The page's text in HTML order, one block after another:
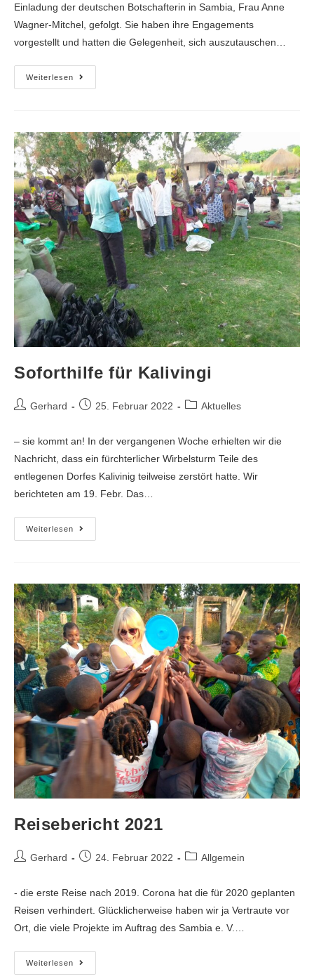
Einladung der deutschen Botschafterin in Sambia, Frau Anne
Wagner-Mitchel, gefolgt. Sie haben ihre Engagements
vorgestellt und hatten die Gelegenheit, sich auszutauschen…
Weiterlesen
Soforthilfe für Kalivingi
Gerhard 25. Februar 2022 Aktuelles
– sie kommt an! In der vergangenen Woche erhielten wir die
Nachricht, dass ein fürchterlicher Wirbelsturm Teile des
entlegenen Dorfes Kalivinig teilweise zerstört hatte. Wir
berichteten am 19. Febr. Das…
Weiterlesen
Reisebericht 2021
Gerhard 24. Februar 2022 Allgemein
- die erste Reise nach 2019. Corona hat die für 2020 geplanten
Reisen verhindert. Glücklicherweise haben wir ja Vertraute vor
Ort, die viele Projekte im Auftrag des Sambia e. V.…
Weiterlesen